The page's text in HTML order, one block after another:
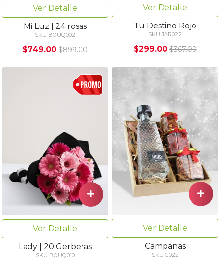
Ver Detalle
Mi Luz | 24 rosas
SKU BOUQ002
$749.00 $899.00
Ver Detalle
Tu Destino Rojo
SKU JAR022
$299.00 $367.00
Ver Detalle
Lady | 20 Gerberas
SKU BOUQ010
Ver Detalle
Campanas
SKU G022